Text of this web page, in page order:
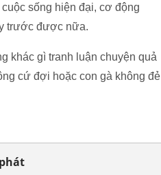
sống hiện đại, cơ động
trước được nữa.
khác gì tranh luận chuyện quả
cứ đợi hoặc con gà không đẻ